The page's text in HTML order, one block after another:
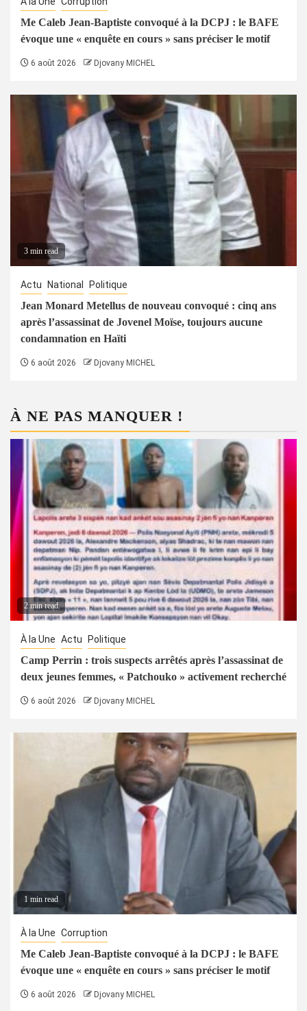
Me Caleb Jean-Baptiste convoqué à la DCPJ : le BAFE
évoque une « enquête en cours » sans préciser le motif
6 août 2026 Djovany MICHEL
3 min read
Actu National Politique
Jean Monard Metellus de nouveau convoqué : cinq ans
après l’assassinat de Jovenel Moïse, toujours aucune
condamnation en Haïti
6 août 2026 Djovany MICHEL
À NE PAS MANQUER !
2 min read
À la Une Actu Politique
Camp Perrin : trois suspects arrêtés après l’assassinat de
deux jeunes femmes, « Patchouko » activement recherché
6 août 2026 Djovany MICHEL
1 min read
À la Une Corruption
Me Caleb Jean-Baptiste convoqué à la DCPJ : le BAFE
évoque une « enquête en cours » sans préciser le motif
6 août 2026 Djovany MICHEL